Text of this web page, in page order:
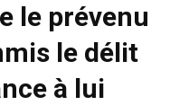
le prévenu
le délit
à lui